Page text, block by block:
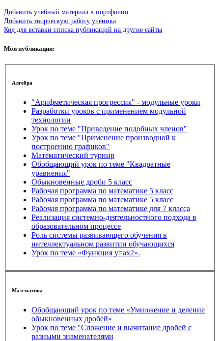
Добавить учебный материал в портфолио
Добавить творческую работу ученика
Код для вставки списка публикаций на другие сайты
Мои публикации:
Алгебра
"Арифметическая прогрессия" - модульные уроки
Разработки уроков с применением модульной
технологии
Урок по теме "Приведение подобных членов"
Урок по теме "Применение производной к
построению графиков"
Математический турнир
Обобщающий урок по теме "Квадратные
уравнения"
Обыкновенные дроби 5 класс
Рабочая программа по математике 5 класс
Рабочая программа по математике 5 класс
Рабочая программа по математике для 7 класса
Реализация системно-деятельностного подхода в
образовательном процессе
Роль системы развивающего обучения в
интеллектуальном развитии обучающихся
Урок по теме «Функция у=ах2».
Математика
Обобщающий урок по теме «Умножение и деление
обыкновенных дробей»
Урок по теме "Сложение и вычитание дробей с
разными знаменателями